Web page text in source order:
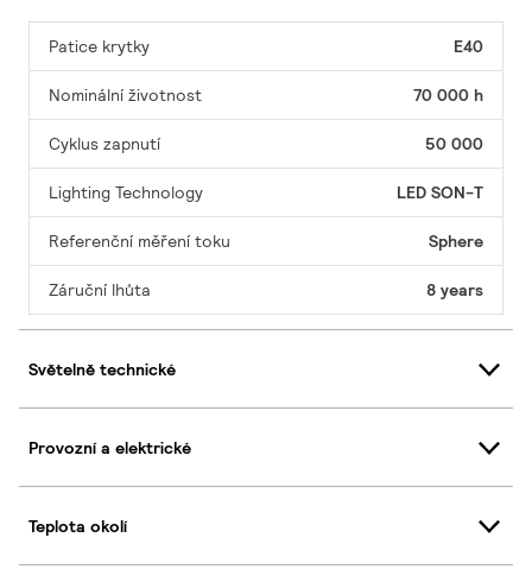
Patice krytky E40
Nominální životnost 70 000 h
Cyklus zapnutí 50 000
Lighting Technology LED SON-T
Referenční měření toku Sphere
Záruční lhůta 8 years
Světelně technické
Provozní a elektrické
Teplota okolí